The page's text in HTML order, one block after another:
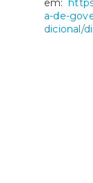
em:
a-de-
dicional/